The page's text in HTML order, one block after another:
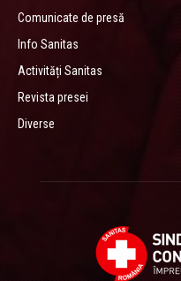
Comunicate de presă
Info Sanitas
Activități Sanitas
Revista presei
Diverse